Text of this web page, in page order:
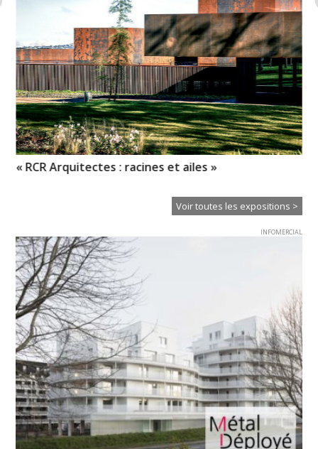
« RCR Arquitectes : racines et ailes »
Voir toutes les expositions >
INFOMERCIAL